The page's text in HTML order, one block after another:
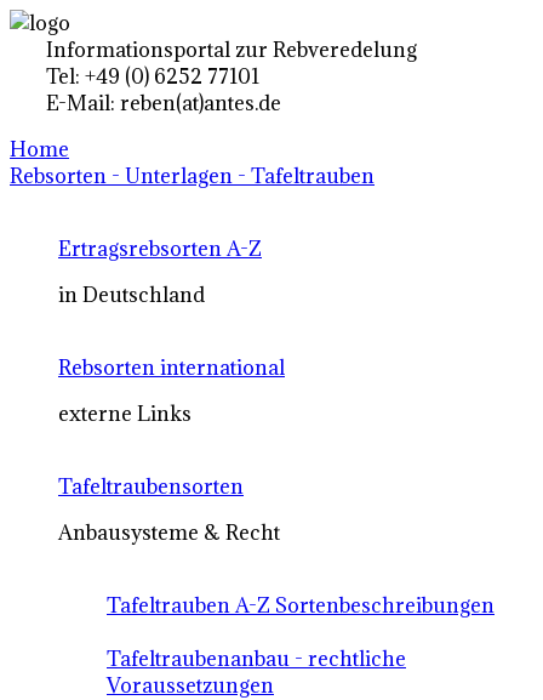
Informationsportal zur Rebveredelung
Tel: +49 (0) 6252 77101
E-Mail: reben(at)antes.de
Home
Rebsorten - Unterlagen - Tafeltrauben
Ertragsrebsorten A-Z
in Deutschland
Rebsorten international
externe Links
Tafeltraubensorten
Anbausysteme & Recht
Tafeltrauben A-Z Sortenbeschreibungen
Tafeltraubenanbau - rechtliche
Voraussetzungen